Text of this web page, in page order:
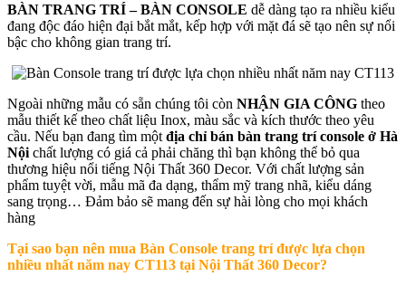
BÀN TRANG TRÍ – BÀN CONSOLE dễ dàng tạo ra nhiều kiểu
đang độc đáo hiện đại bắt mắt, kếp hợp với mặt đá sẽ tạo nên sự nổi
bậc cho không gian trang trí.
Ngoài những mẫu có sẵn chúng tôi còn NHẬN GIA CÔNG theo
mẫu thiết kế theo chất liệu Inox, màu sắc và kích thước theo yêu
cầu. Nếu bạn đang tìm một địa chỉ bán bàn trang trí console ở Hà
Nội chất lượng có giá cả phải chăng thì bạn không thể bỏ qua
thương hiệu nổi tiếng Nội Thất 360 Decor. Với chất lượng sản
phẩm tuyệt vời, mẫu mã đa dạng, thẩm mỹ trang nhã, kiểu dáng
sang trọng… Đảm bảo sẽ mang đến sự hài lòng cho mọi khách
hàng
Tại sao bạn nên mua Bàn Console trang trí được lựa chọn
nhiều nhất năm nay CT113 tại Nội Thất 360 Decor?